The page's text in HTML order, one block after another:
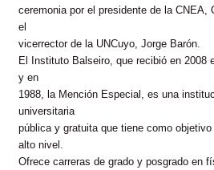
ceremonia por el presidente de la CNEA,
el
vicerrector de la UNCuyo, Jorge Barón.
El Instituto Balseiro, que recibió en 2008
y en
1988, la Mención Especial, es una
universitaria
pública y gratuita que tiene como
alto nivel.
Ofrece carreras de grado y posgrado en